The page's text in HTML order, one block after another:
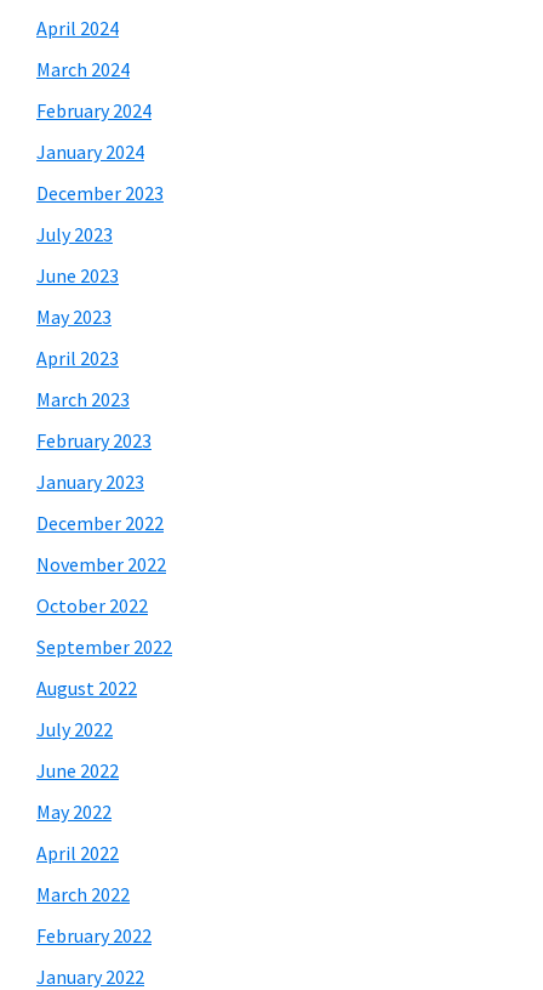
April 2024
March 2024
February 2024
January 2024
December 2023
July 2023
June 2023
May 2023
April 2023
March 2023
February 2023
January 2023
December 2022
November 2022
October 2022
September 2022
August 2022
July 2022
June 2022
May 2022
April 2022
March 2022
February 2022
January 2022